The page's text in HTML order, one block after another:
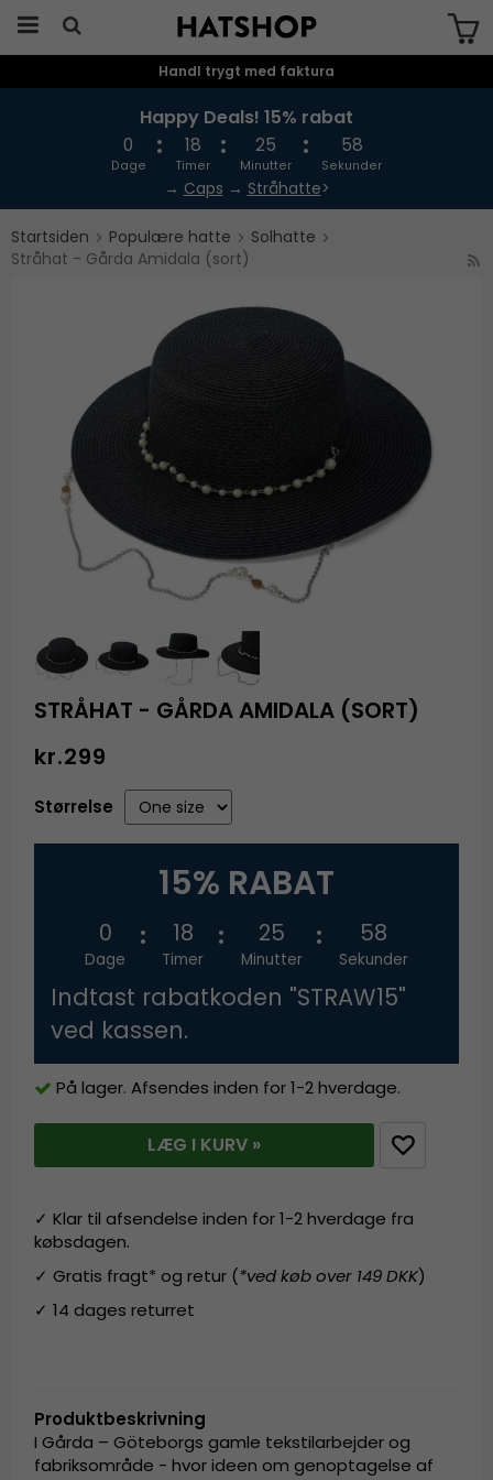
Produktet er blevet tilføjet til din
Handl trygt med faktura
Happy Deals! 15% rabat
0
Dage
18
Timer
25
Minutter
57
Sekunder
→ Caps → Stråhatte>
Startsiden Populære hatte
Solhatte
Stråhat - Gårda Amidala (sort)
STRÅHAT - GÅRDA AMIDALA (SORT)
kr.299
Størrelse
15% RABAT
0
Dage
18
Timer
25
Minutter
57
Sekunder
Indtast rabatkoden "STRAW15"
ved kassen.
På lager. Afsendes inden for 1-2 hverdage.
LÆG I KURV »
✓ Klar til afsendelse inden for 1-2 hverdage fra
købsdagen.
✓ Gratis fragt* og retur (*ved køb over 149 DKK)
✓ 14 dages returret
Produktbeskrivning
I Gårda – Göteborgs gamle tekstilarbejder og
fabriksområde - hvor ideen om genoptagelse af